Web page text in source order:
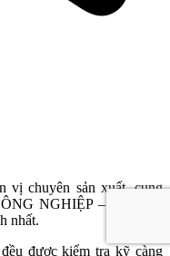
chuyên sản xuất, cung
NGHIỆP – TRANG
nhất.
được kiểm tra kỹ càng